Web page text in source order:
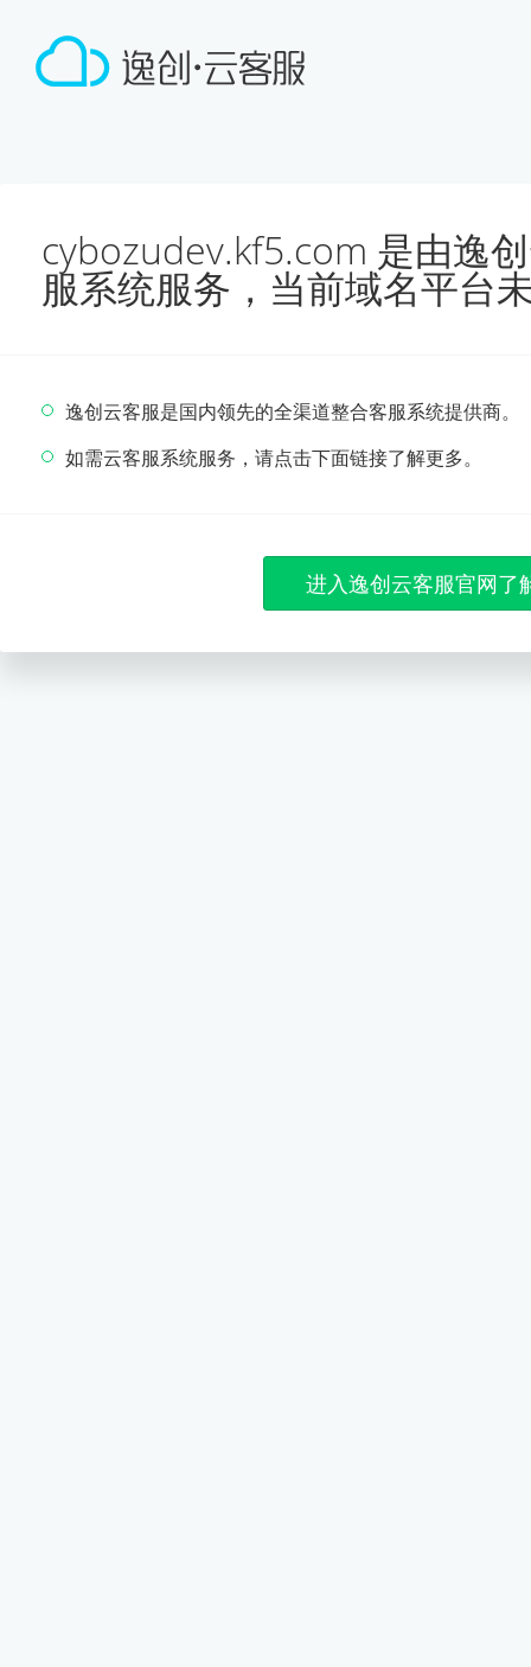
cybozudev.kf5.com 是由逸
服系统服务，当前域名平台
逸创云客服是国内领先的全渠道整合客服系统提供商。
如需云客服系统服务，请点击下面链接了解更多。
进入逸创云客服官网了